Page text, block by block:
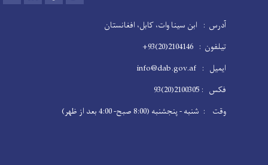
آدرس : ابن سینا وات، کابل، افغانستان
تیلفون : 2104146(20)93+
ایمیل : info@dab.gov.af
فکس : 2100305(20)93
وقت : شنبه - پنجشنبه (8:00 صبح- 4:00 بعد از ظهر)